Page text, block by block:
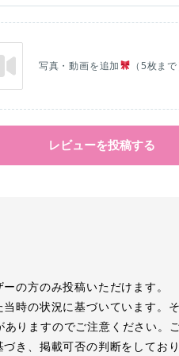
写真・動画を追加 （5枚まで
レビューを投稿する
の方のみ投稿いただけます。
時の状況に基づいています。
りますのでご注意ください。
き、掲載可否の判断をしてお